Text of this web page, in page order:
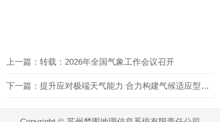
上一篇：转载：2026年全国气象工作会议召开
下一篇：提升应对极端天气能力 合力构建气候适应型社会